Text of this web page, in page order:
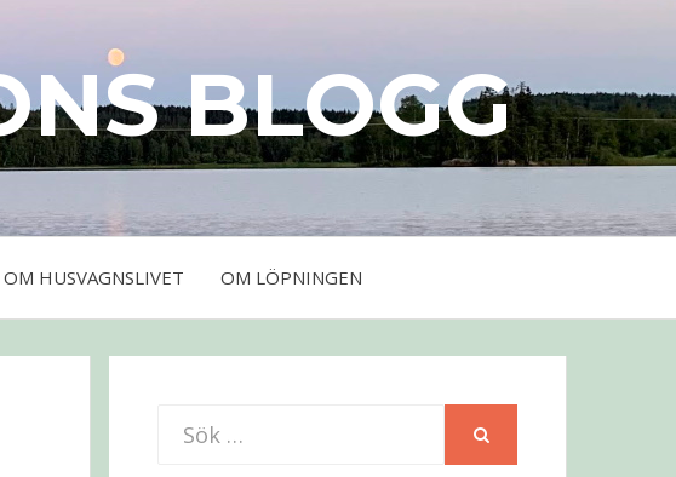
BLOGG
OM HUSVAGNSLIVET OM LÖPNINGEN
Sök